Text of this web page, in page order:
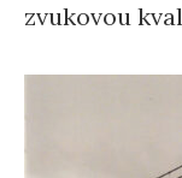
zvukovou